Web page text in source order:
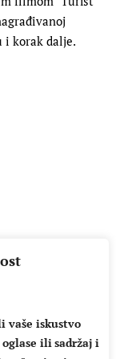
vaše iskustvo
ili sadržaj i
i korak dalje.
KORIŠTENJA